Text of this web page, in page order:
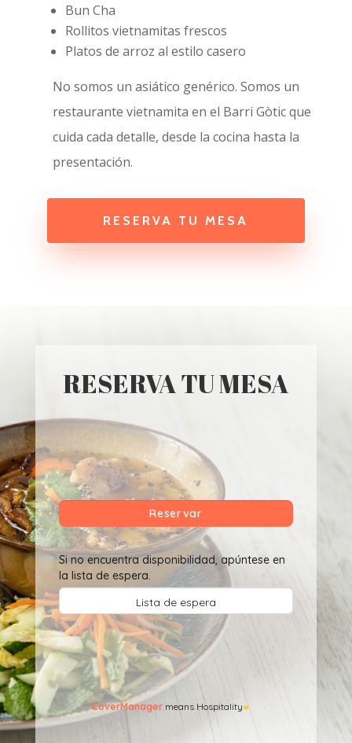
Bun Cha
Rollitos vietnamitas frescos
Platos de arroz al estilo casero
No somos un asiático genérico. Somos un
restaurante vietnamita en el Barri Gòtic que
cuida cada detalle, desde la cocina hasta la
presentación.
RESERVA TU MESA
RESERVA TU MESA